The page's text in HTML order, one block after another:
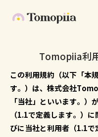
Tomopiia利
この利用規約（以下「本
す。）は、株式会社
「当社」といいます。）
（1.1で定義します。）に
びに当社と利用者（1.1で